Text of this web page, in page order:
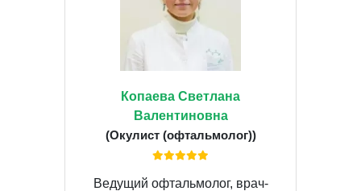
Копаева Светлана
Валентиновна
(Окулист (офтальмолог))
Ведущий офтальмолог, врач-